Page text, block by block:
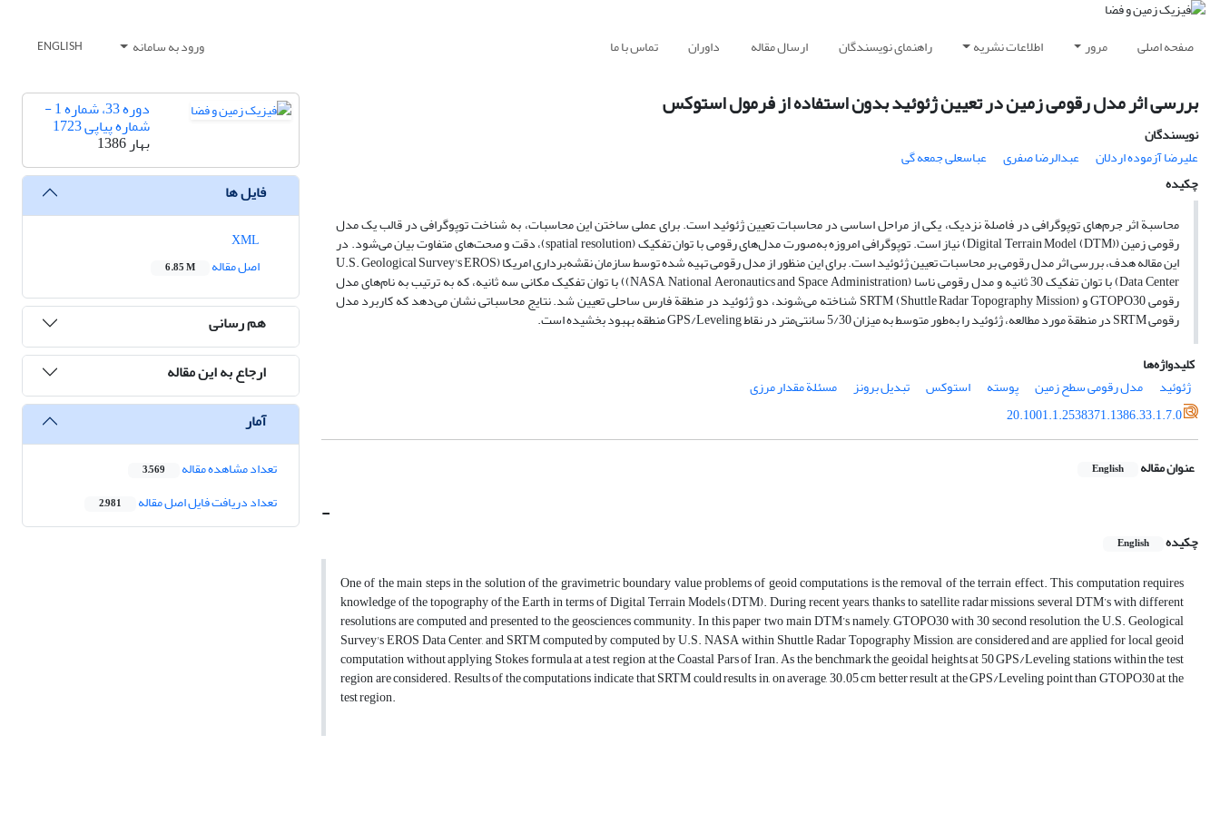
صفحه اصلی مرور اطلاعات نشریه راهنمای نویسندگان ارسال مقاله داوران تماس با ما ورود به سامانه ENGLISH
بررسی اثر مدل رقومی زمین در تعیین ژئوئید بدون استفاده از فرمول استوکس
نویسندگان
علیرضا آزموده اردلان
عبدالرضا صفری
عباسعلی جمعه گی
چکیده
محاسبة اثر جرم‌های توپوگرافی در فاصلة نزدیک، یکی از مراحل اساسی در محاسبات تعیین ژئوئید است. برای عملی ساختن این محاسبات، به شناخت توپوگرافی در قالب یک مدل
رقومی زمین ((DTM) Digital Terrain Model) نیاز است. توپوگرافی امروزه به‌صورت مدل‌های رقومی با توان تفکیک (spatial resolution)، دقت و صحت‌های متفاوت بیان می‌شود. در
این مقاله هدف، بررسی اثر مدل رقومی بر محاسبات تعیین ژئوئید است. برای این منظور از مدل رقومی تهیه شده توسط سازمان نقشه‌برداری امریکا (U.S. Geological Survey's EROS
Data Center) با توان تفکیک 30 ثانیه و مدل رقومی ناسا (NASA, National Aeronautics and Space Administration)) با توان تفکیک مکانی سه ثانیه، که به ترتیب به نام‌های مدل
رقومی GTOPO30 و SRTM (Shuttle Radar Topography Mission) شناخته می‌شوند، دو ژئوئید در منطقة فارس ساحلی تعیین شد. نتایج محاسباتی نشان می‌دهد که کاربرد مدل
رقومی SRTM در منطقة مورد مطالعه، ژئوئید را به‌طور متوسط به میزان 5/30 سانتی‌متر در نقاط GPS/Leveling منطقه بهبود بخشیده است.
کلیدواژه‌ها
ژئوئید
مدل رقومی سطح زمین پوسته استوکس تبدیل برونز
مسئلة مقدار مرزی
20.1001.1.2538371.1386.33.1.7.0
عنوان مقاله English
-
چکیده English
One of the main steps in the solution of the gravimetric boundary value problems of geoid computations is the removal of the terrain effect. This computation requires
knowledge of the topography of the Earth in terms of Digital Terrain Models (DTM). During recent years, thanks to satellite radar missions, several DTM’s with different
resolutions are computed and presented to the geosciences community. In this paper two main DTM’s namely, GTOPO30 with 30 second resolution, the U.S. Geological
Survey's EROS Data Center, and SRTM computed by computed by U.S. NASA within Shuttle Radar Topography Mission, are considered and are applied for local geoid
computation without applying Stokes formula at a test region at the Coastal Pars of Iran. As the benchmark the geoidal heights at 50 GPS/Leveling stations within the test
region are considered. Results of the computations indicate that SRTM could results in, on average, 30.05 cm better result at the GPS/Leveling point than GTOPO30 at the
test region.
دوره 33، شماره 1 -
شماره پیاپی 1723
بهار 1386
فایل ها
اصل مقاله
6.85 M
هم رسانی
ارجاع به این مقاله
آمار
تعداد مشاهده مقاله 3,569
تعداد دریافت فایل اصل مقاله 2,981